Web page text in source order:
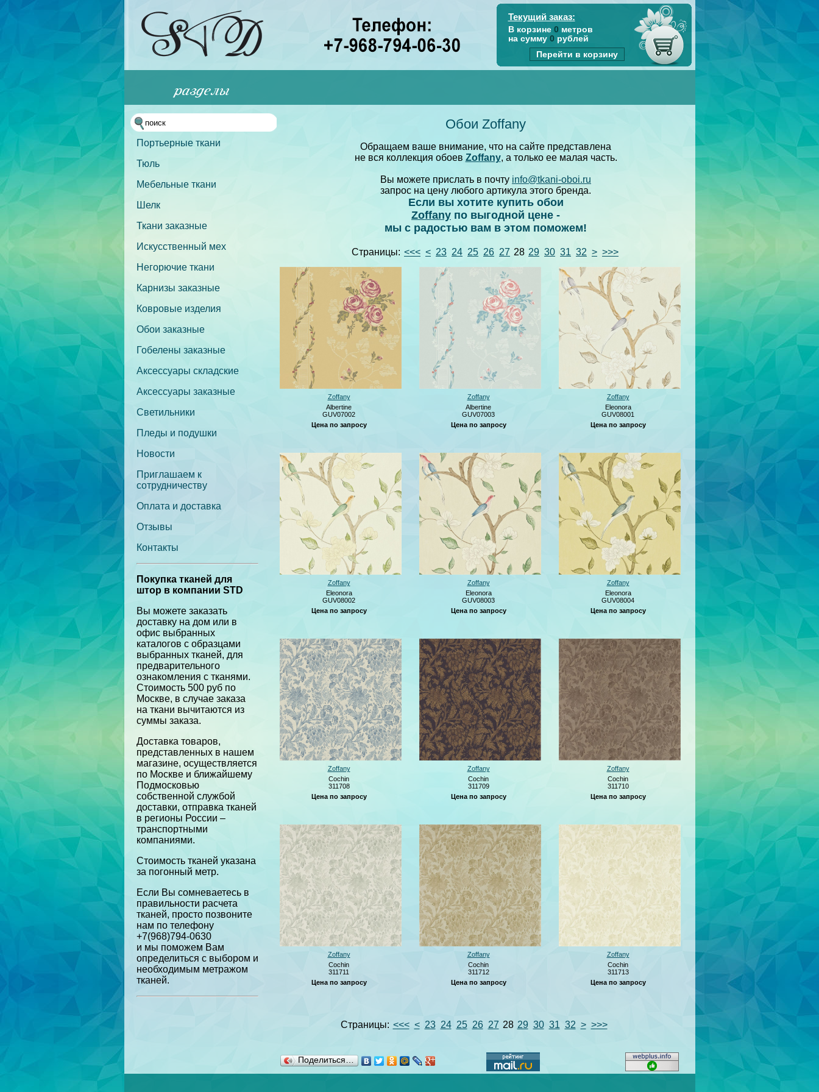
Текущий заказ:
В корзине 0 метров
на сумму 0 рублей
Перейти в корзину
Портьерные ткани
Тюль
Мебельные ткани
Шелк
Ткани заказные
Искусственный мех
Негорючие ткани
Карнизы заказные
Ковровые изделия
Обои заказные
Гобелены заказные
Аксессуары складские
Аксессуары заказные
Светильники
Пледы и подушки
Новости
Приглашаем к
сотрудничеству
Оплата и доставка
Отзывы
Контакты
Покупка тканей для
штор в компании STD
Вы можете заказать
доставку на дом или в
офис выбранных
каталогов с образцами
выбранных тканей, для
предварительного
ознакомления с тканями.
Стоимость 500 руб по
Москве, в случае заказа
на ткани вычитаются из
суммы заказа.
Доставка товаров,
представленных в нашем
магазине, осуществляется
по Москве и ближайшему
Подмосковью
собственной службой
доставки, отправка тканей
в регионы России –
транспортными
компаниями.
Стоимость тканей указана
за погонный метр.
Если Вы сомневаетесь в
правильности расчета
тканей, просто позвоните
нам по телефону
+7(968)794-0630
и мы поможем Вам
определиться с выбором и
необходимым метражом
тканей.
Обои Zoffany
Обращаем ваше внимание, что на сайте представлена
не вся коллекция обоев Zoffany, а только ее малая часть.
Вы можете прислать в почту info@tkani-oboi.ru
запрос на цену любого артикула этого бренда.
Если вы хотите купить обои
Zoffany по выгодной цене -
мы с радостью вам в этом поможем!
Страницы: <<< < 23 24 25 26 27 28 29 30 31 32 > >>>
Zoffany
Albertine
GUV07002
Цена по запросу
Zoffany
Albertine
GUV07003
Цена по запросу
Zoffany
Eleonora
GUV08001
Цена по запросу
Zoffany
Eleonora
GUV08002
Цена по запросу
Zoffany
Eleonora
GUV08003
Цена по запросу
Zoffany
Eleonora
GUV08004
Цена по запросу
Zoffany
Cochin
311708
Цена по запросу
Zoffany
Cochin
311709
Цена по запросу
Zoffany
Cochin
311710
Цена по запросу
Zoffany
Cochin
311711
Цена по запросу
Zoffany
Cochin
311712
Цена по запросу
Zoffany
Cochin
311713
Цена по запросу
Страницы: <<< < 23 24 25 26 27 28 29 30 31 32 > >>>
Поделиться…